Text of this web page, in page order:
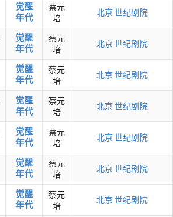
觉醒
年代
蔡元
培
北京 世纪剧院
觉醒
年代
蔡元
培
北京 世纪剧院
觉醒
年代
蔡元
培
北京 世纪剧院
觉醒
年代
蔡元
培
北京 世纪剧院
觉醒
年代
蔡元
培
北京 世纪剧院
觉醒
年代
蔡元
培
北京 世纪剧院
觉醒
年代
蔡元
培
北京 世纪剧院